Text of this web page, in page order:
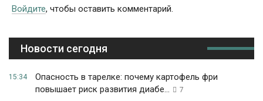
Войдите, чтобы оставить комментарий.
Новости сегодня
15:34
Опасность в тарелке: почему картофель фри
повышает риск развития диабе...
7